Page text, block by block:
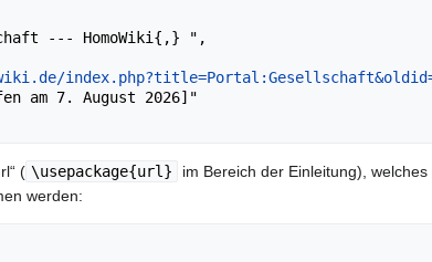
( \usepackage{url}
im Bereich der Einleitung),
werden: